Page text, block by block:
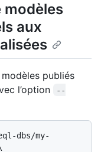
modèles
aux
publiés
l’option
--
dbs/my-